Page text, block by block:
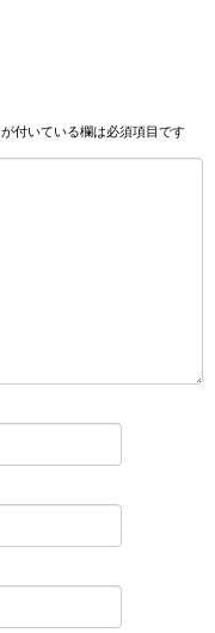
が付いている欄は必須項目です